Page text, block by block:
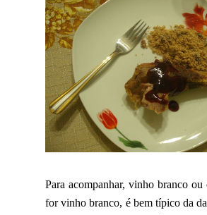
Para acompanhar, vinho branco ou
for vinho branco, é bem típico da